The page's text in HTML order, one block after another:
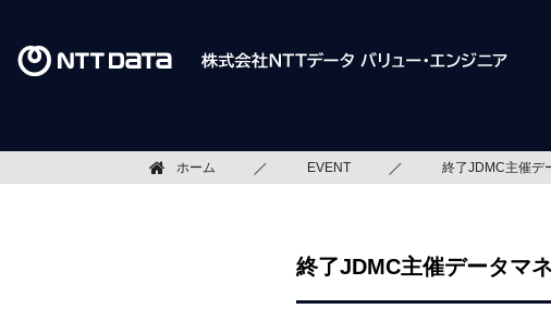
ホーム EVENT 終了JDMC主催デ
終了JDMC主催データマ